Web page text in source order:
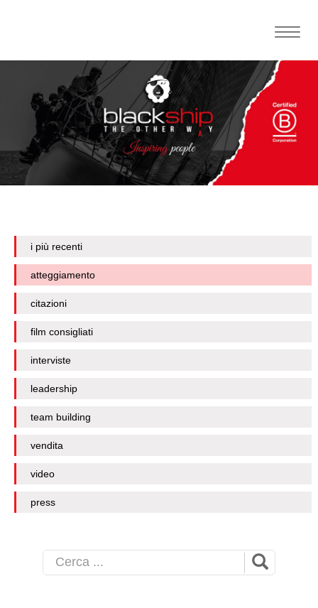
Toggle
i più recenti
atteggiamento
citazioni
film consigliati
interviste
leadership
team building
vendita
video
press